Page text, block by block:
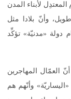
لأبناء المدن
وأنّ بلادا مثل
«مدنيّة» تؤكِّد
العمّال المهاجرين
«اليساريّة» وأنّهم هم